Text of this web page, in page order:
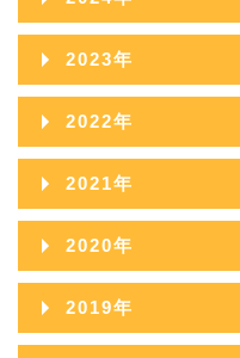
2026年06月
2026年05月
2026年04月
2026年03月
2026年02月
2026年01月
2025年11月
2025年10月
2025年09月
2025年08月
2025年07月
2025年06月
2025年05月
2024年12月
2024年11月
2024年10月
2024年09月
2024年08月
2024年07月
2024年06月
2023年
2023年12月
2023年11月
2023年10月
2023年09月
2023年08月
2022年
2022年12月
2022年11月
2022年10月
2022年09月
2021年
2021年12月
2021年11月
2021年10月
2020年
2020年12月
2020年11月
2019年